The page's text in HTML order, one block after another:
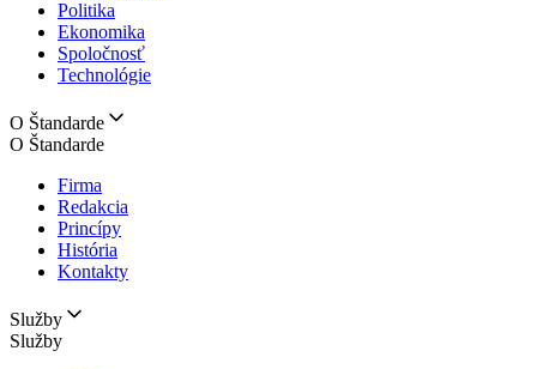
Politika
Ekonomika
Spoločnosť
Technológie
O Štandarde
O Štandarde
Firma
Redakcia
Princípy
História
Kontakty
Služby
Služby